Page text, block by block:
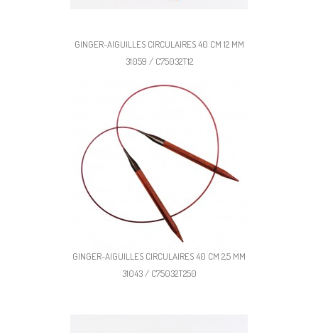
GINGER-AIGUILLES CIRCULAIRES 40 CM 12 MM
31059 / C75032T12
GINGER-AIGUILLES CIRCULAIRES 40 CM 2,5 MM
31043 / C75032T250